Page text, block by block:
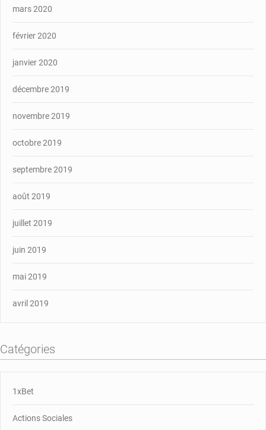
mars 2020
février 2020
janvier 2020
décembre 2019
novembre 2019
octobre 2019
septembre 2019
août 2019
juillet 2019
juin 2019
mai 2019
avril 2019
Catégories
1xBet
Actions Sociales